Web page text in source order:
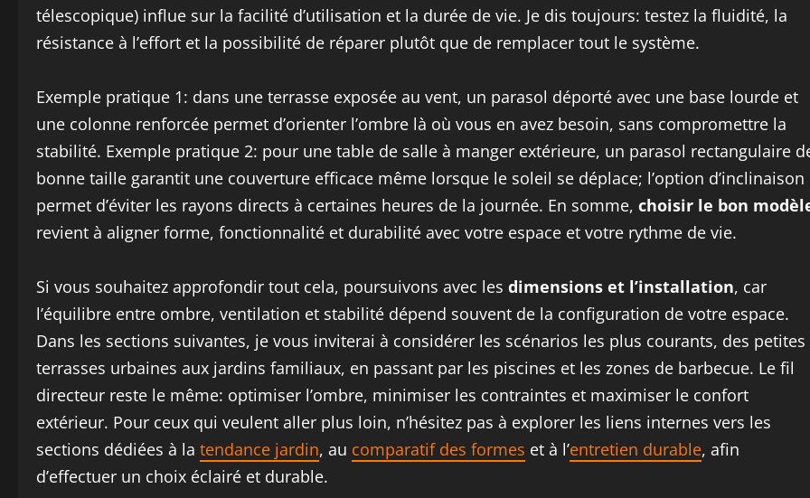
télescopique) influe sur la facilité d’utilisation et la durée de vie. Je dis toujours: testez la fluidité, la
résistance à l’effort et la possibilité de réparer plutôt que de remplacer tout le système.
Exemple pratique 1: dans une terrasse exposée au vent, un parasol déporté avec une base lourde et
une colonne renforcée permet d’orienter l’ombre là où vous en avez besoin, sans compromettre la
stabilité. Exemple pratique 2: pour une table de salle à manger extérieure, un parasol rectangulaire
bonne taille garantit une couverture efficace même lorsque le soleil se déplace; l’option d’inclinaison
permet d’éviter les rayons directs à certaines heures de la journée. En somme, choisir le bon
revient à aligner forme, fonctionnalité et durabilité avec votre espace et votre rythme de vie.
Si vous souhaitez approfondir tout cela, poursuivons avec les dimensions et l’installation, car
l’équilibre entre ombre, ventilation et stabilité dépend souvent de la configuration de votre espace.
Dans les sections suivantes, je vous inviterai à considérer les scénarios les plus courants, des petites
terrasses urbaines aux jardins familiaux, en passant par les piscines et les zones de barbecue. Le fil
directeur reste le même: optimiser l’ombre, minimiser les contraintes et maximiser le confort
extérieur. Pour ceux qui veulent aller plus loin, n’hésitez pas à explorer les liens internes vers les
sections dédiées à la tendance jardin, au comparatif des formes et à l’entretien durable, afin
d’effectuer un choix éclairé et durable.